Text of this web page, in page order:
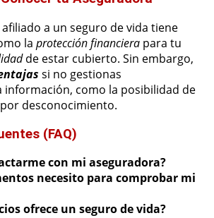
a un seguro de vida tiene
la protección financiera para tu
de estar cubierto. Sin embargo,
si no gestionas
información, como la posibilidad de
desconocimiento.
(FAQ)
con mi aseguradora?
necesito para comprobar mi
ofrece un seguro de vida?